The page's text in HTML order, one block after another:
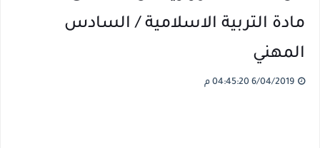
مادة التربية الاسلامية / السادس
المهني